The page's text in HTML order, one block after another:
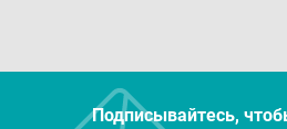
Подписывайтесь,